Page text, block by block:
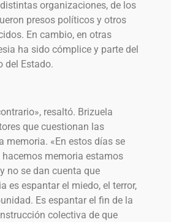
organizaciones, de los
presos políticos y otros
En cambio, en otras
ha sido cómplice y parte del
del Estado.
resaltó. Brizuela
que cuestionan las
memoria. «En estos días se
hacemos memoria estamos
no se dan cuenta que
es espantar el miedo, el terror,
Es espantar el fin de la
colectiva de que